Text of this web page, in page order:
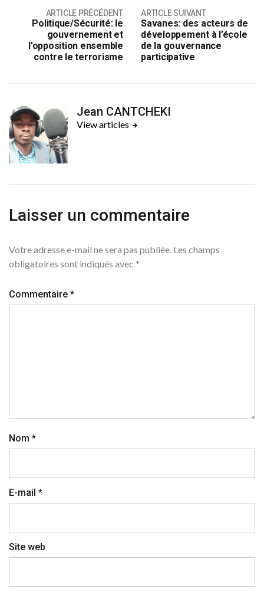
ARTICLE PRÉCÉDENT
Politique/Sécurité: le
gouvernement et
l’opposition ensemble
contre le terrorisme
ARTICLE SUIVANT
Savanes: des acteurs de
développement à l’école
de la gouvernance
participative
Jean CANTCHEKI
View articles
Laisser un commentaire
Votre adresse e-mail ne sera pas publiée. Les champs
obligatoires sont indiqués avec *
Commentaire *
Nom *
E-mail *
Site web